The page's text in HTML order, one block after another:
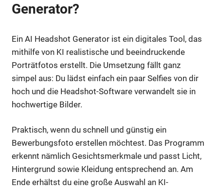
Generator?
Ein AI Headshot Generator ist ein digitales Tool, das
mithilfe von KI realistische und beeindruckende
Porträtfotos erstellt. Die Umsetzung fällt ganz
simpel aus: Du lädst einfach ein paar Selfies von dir
hoch und die Headshot-Software verwandelt sie in
hochwertige Bilder.
Praktisch, wenn du schnell und günstig ein
Bewerbungsfoto erstellen möchtest. Das Programm
erkennt nämlich Gesichtsmerkmale und passt Licht,
Hintergrund sowie Kleidung entsprechend an. Am
Ende erhältst du eine große Auswahl an KI-